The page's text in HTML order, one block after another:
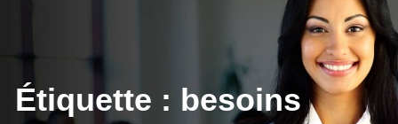
Étiquette : besoins